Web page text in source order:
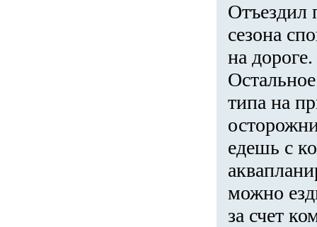
Отъездил
сезона
на
типа на
едешь с
можно
за счет